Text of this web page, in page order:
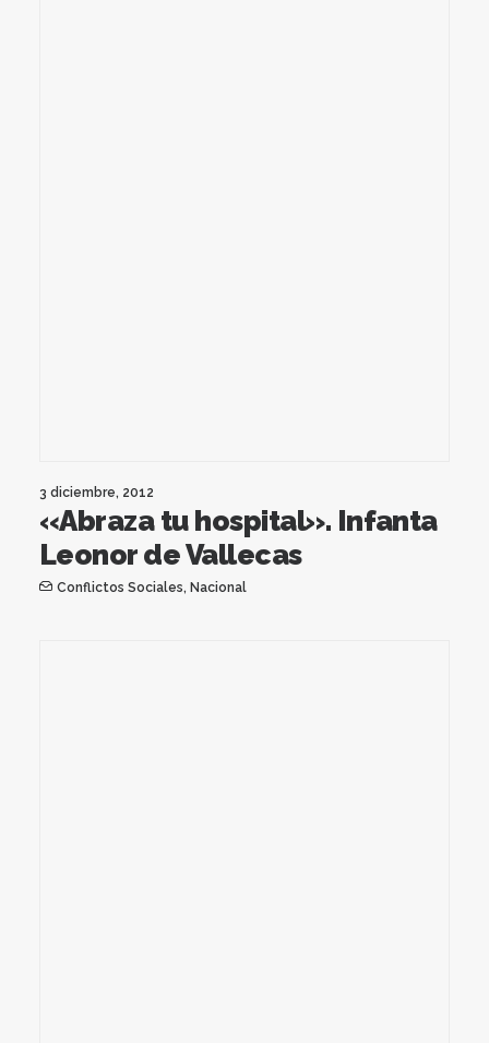
3 diciembre, 2012
«Abraza tu hospital». Infanta
Leonor de Vallecas
Conflictos Sociales, Nacional